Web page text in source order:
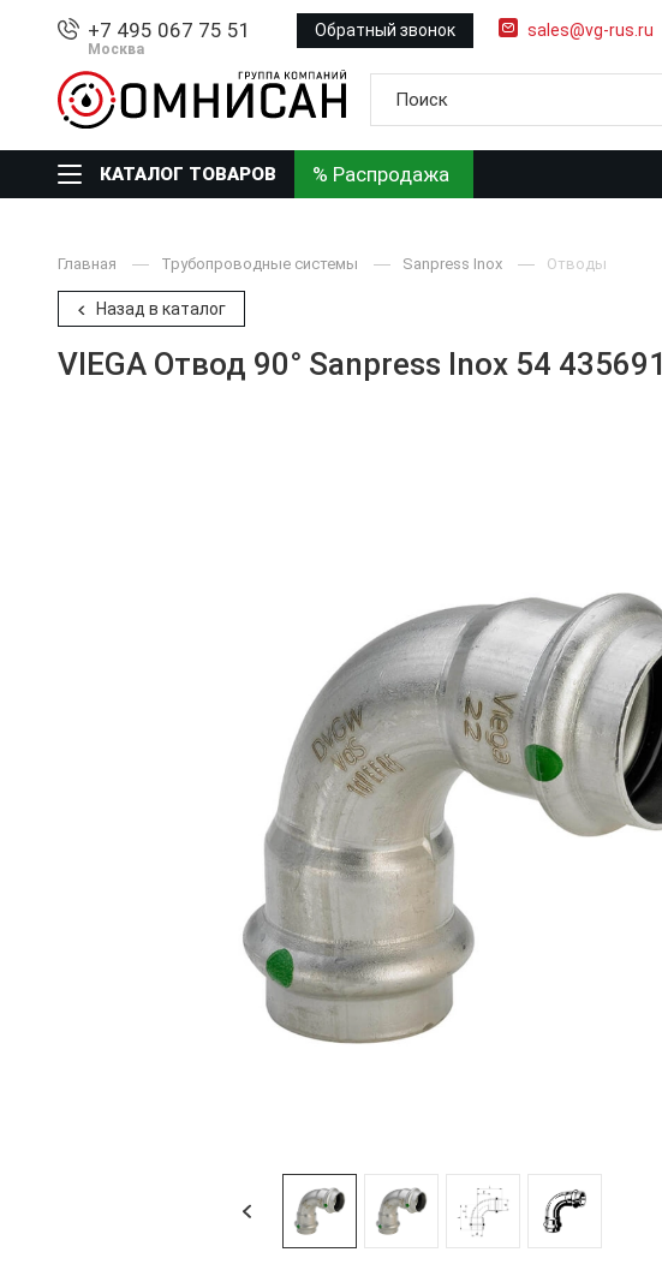
+7 495 067 75 51
Москва
Обратный звонок sales@vg-rus.ru
КАТАЛОГ ТОВАРОВ % Распродажа
Главная Трубопроводные системы Sanpress Inox Oтводы
Назад в каталог
VIEGA Отвод 90° Sanpress Inox 54 435691